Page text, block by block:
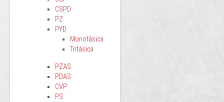
CSPD
PZ
PYD
Monofásica
Trifásica
PZAS
PDAS
CVP
PS